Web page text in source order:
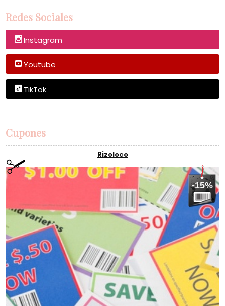
Redes Sociales
Instagram
Youtube
TikTok
Cupones
Rizoloco
-15%